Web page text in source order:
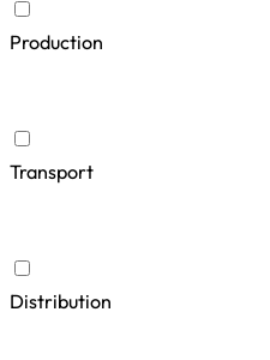
Production
Transport
Distribution